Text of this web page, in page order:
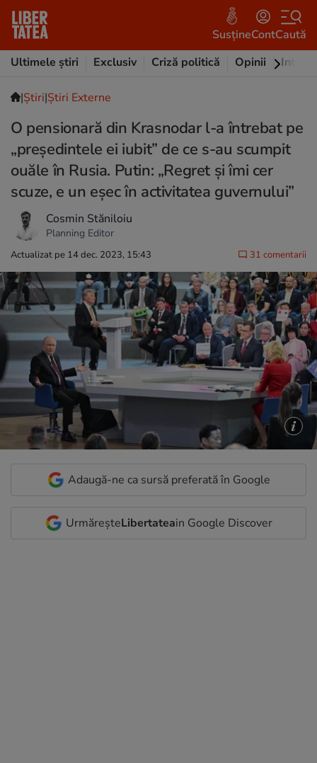
SusțineContCaută
Ultimele știri
Exclusiv Criză politică Opinii
|Ştiri|Știri Externe
O pensionară din Krasnodar l-a întrebat pe
„președintele ei iubit” de ce s-au scumpit
ouăle în Rusia. Putin: „Regret și îmi cer
scuze, e un eșec în activitatea guvernului”
Cosmin Stăniloiu
Planning Editor
Actualizat pe 14 dec. 2023, 15:43 31 comentarii
Adaugă-ne ca sursă preferată în Google
UrmăreșteLibertateain Google Discover